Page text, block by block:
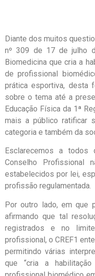
Diante dos muitos
nº 309 de 17 de julho
Biomedicina que cria a
de profissional
prática esportiva, desta
sobre o tema até a
Educação Física da 1ª
mais a público ratificar
categoria e também da
Esclarecemos a todos
Conselho Profissional
estabelecidos por lei,
profissão regulamentada.
Por outro lado, em que
afirmando que tal
registrados e no
profissional, o CREF1
permitindo várias
que “cria a